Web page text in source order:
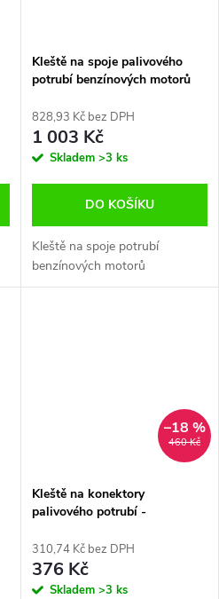
Kleště na spoje palivového
potrubí benzínových motorů
828,93 Kč bez DPH
1 003 Kč
Skladem >3 ks
DO KOŠÍKU
Kleště na spoje potrubí
benzínových motorů
460 Kč
–18 %
Kleště na konektory
palivového potrubí -
310,74 Kč bez DPH
376 Kč
Skladem >3 ks